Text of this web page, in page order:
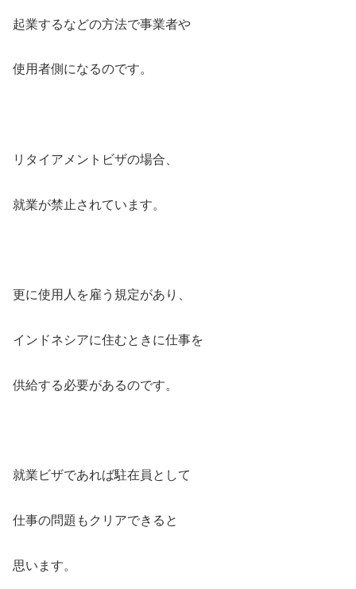
起業するなどの方法で事業者や
使用者側になるのです。
リタイアメントビザの場合、
就業が禁止されています。
更に使用人を雇う規定があり、
インドネシアに住むときに仕事を
供給する必要があるのです。
就業ビザであれば駐在員として
仕事の問題もクリアできると
思います。